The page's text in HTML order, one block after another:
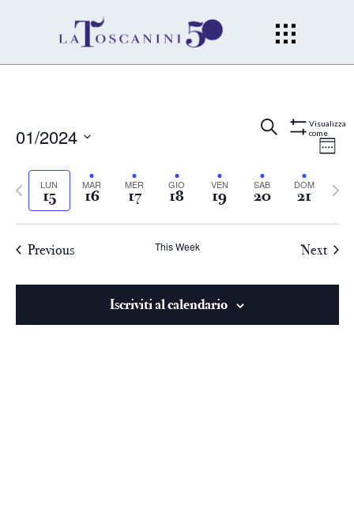
Eventi
e
viste
Cerca
Mostra
Visualizza
come
01/2024
LUN
15
MAR
16
MER
17
GIO
18
VEN
19
SAB
20
DOM
21
Previous
Next
Previous This Week Next
Iscriviti al calendario